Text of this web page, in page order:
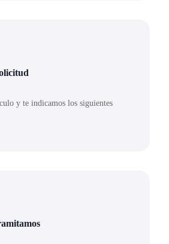
y te indicamos los siguientes